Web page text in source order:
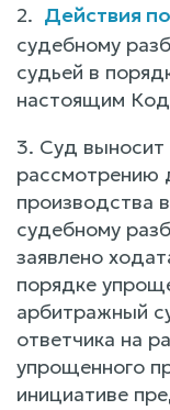
2. Действия
судебному
судьей в
настоящим
3. Суд выносит
рассмотрению
производства
судебному
заявлено
порядке
арбитражный
ответчика на
упрощенного
инициативе